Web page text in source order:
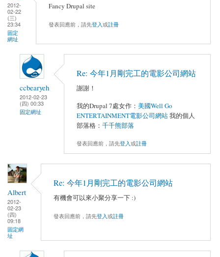
2012-
02-22
(三)
23:34
固定
網址
Fancy Drupal site
發表回應前，請先登入或註冊
ccbearyeh
2012-02-23
(四) 00:33
固定網址
Re: 今年1月剛完工的電影公司網站
謝謝！
我的Drupal 7處女作： 美國Well Go
ENTERTAINMENT電影公司網站我的個人
部落格： 千千熊部落
發表回應前，請先登入或註冊
Albert
2012-
02-23
(四)
09:18
固定網
址
Re: 今年1月剛完工的電影公司網站
有機會可以來小聚分享一下 :)
發表回應前，請先登入或註冊